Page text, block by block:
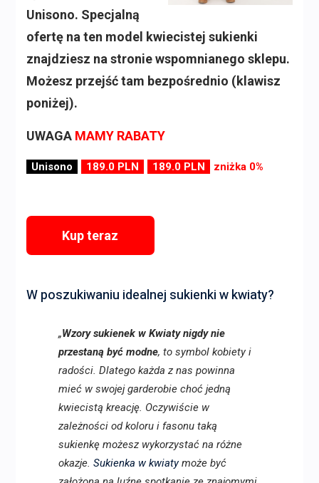
Unisono. Specjalną
ofertę na ten model kwiecistej sukienki
znajdziesz na stronie wspomnianego sklepu.
Możesz przejść tam bezpośrednio (klawisz
poniżej).
UWAGA MAMY RABATY
Unisono 189.0 PLN 189.0 PLN zniżka 0%
Kup teraz
W poszukiwaniu idealnej sukienki w kwiaty?
„Wzory sukienek w Kwiaty nigdy nie
przestaną być modne, to symbol kobiety i
radości. Dlatego każda z nas powinna
mieć w swojej garderobie choć jedną
kwiecistą kreację. Oczywiście w
zależności od koloru i fasonu taką
sukienkę możesz wykorzystać na różne
okazje. Sukienka w kwiatymoże być